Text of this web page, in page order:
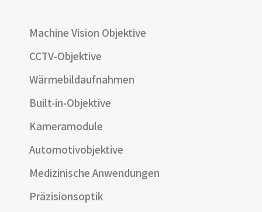
Machine Vision Objektive
CCTV-Objektive
Wärmebildaufnahmen
Built-in-Objektive
Kameramodule
Automotivobjektive
Medizinische Anwendungen
Präzisionsoptik